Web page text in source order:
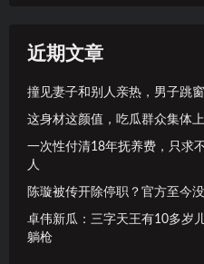
近期文章
撞见妻子和别人亲热，男子跳
这身材这颜值，吃瓜群众集体
一次性付清18年抚养费，只求
人
陈璇被传开除停职？官方至今
卓伟新瓜：三字天王有10多岁
躺枪